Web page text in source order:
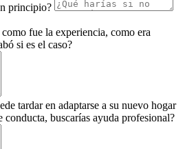
principio?
fue la experiencia, como era
si es el caso?
tardar en adaptarse a su nuevo hogar
conducta, buscarías ayuda profesional?